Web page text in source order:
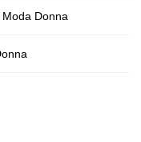
Moda Donna